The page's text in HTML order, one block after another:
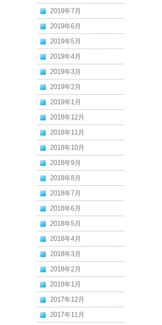
2019年7月
2019年6月
2019年5月
2019年4月
2019年3月
2019年2月
2019年1月
2018年12月
2018年11月
2018年10月
2018年9月
2018年8月
2018年7月
2018年6月
2018年5月
2018年4月
2018年3月
2018年2月
2018年1月
2017年12月
2017年11月